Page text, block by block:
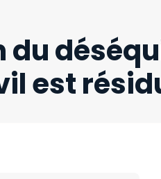
du
est